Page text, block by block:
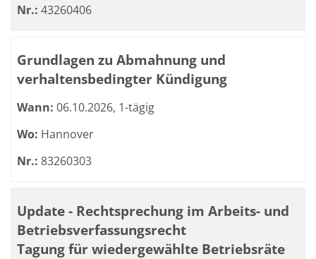
Nr.: 43260406
Grundlagen zu Abmahnung und
verhaltensbedingter Kündigung
Wann: 06.10.2026, 1-tägig
Wo: Hannover
Nr.: 83260303
Update - Rechtsprechung im Arbeits- und
Betriebsverfassungsrecht
Tagung für wiedergewählte Betriebsräte